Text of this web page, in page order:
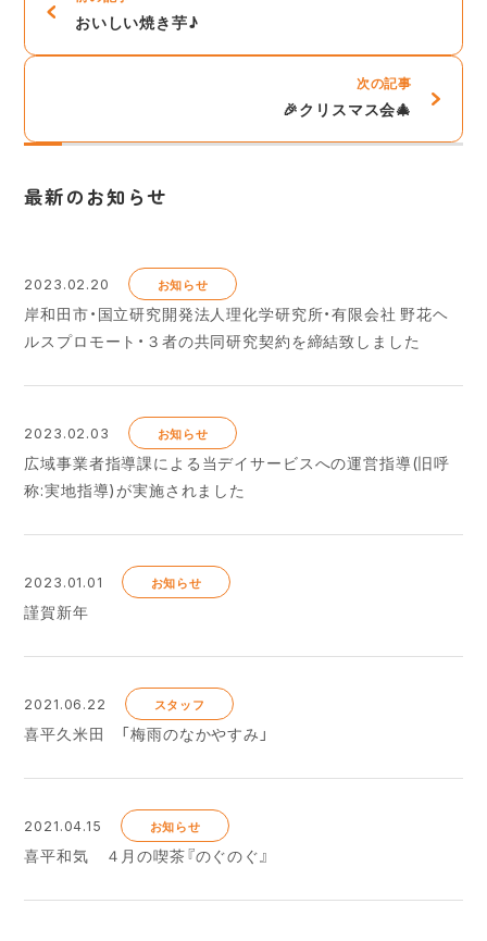
おいしい焼き芋♪
次の記事
🎉クリスマス会🎄
最新のお知らせ
2023.02.20 お知らせ
岸和田市・国立研究開発法人理化学研究所・有限会社 野花ヘ
ルスプロモート・３者の共同研究契約を締結致しました
2023.02.03 お知らせ
広域事業者指導課による当デイサービスへの運営指導(旧呼
称:実地指導)が実施されました
2023.01.01 お知らせ
謹賀新年
2021.06.22 スタッフ
喜平久米田 「梅雨のなかやすみ」
2021.04.15 お知らせ
喜平和気 ４月の喫茶『のぐのぐ』